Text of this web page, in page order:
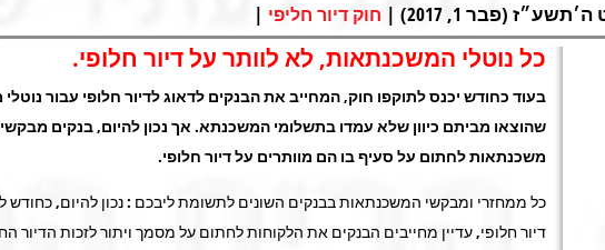
(פבר 1, 2017) | חוק דיור חליפי |
כל נוטלי המשכנתאות, לא לוותר על דיור חלופי.
בעוד כחודש יכנס לתוקפו חוק, המחייב את הבנקים לדאוג לדיור חלופי עבור נוטלי
שהוצאו מביתם כיוון שלא עמדו בתשלומי המשכנתא. אך נכון להיום, בנקים
משכנתאות לחתום על סעיף בו הם מוותרים על דיור חלופי.
כל ממחזרי ומבקשי המשכנתאות בבנקים השונים לתשומת ליבכם : נכון להיום, כחודש
דיור חלופי, עדיין מחייבים הבנקים את הלקוחות לחתום על מסמך ויתור לזכות הדיור